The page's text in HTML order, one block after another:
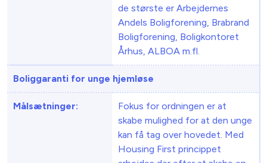
de største er Arbejdernes
Andels Boligforening, Brabrand
Boligforening, Boligkontoret
Århus, ALBOA m.fl.
Boliggaranti for unge hjemløse
Målsætninger:
Fokus for ordningen er at
skabe mulighed for at den unge
kan få tag over hovedet. Med
Housing First princippet